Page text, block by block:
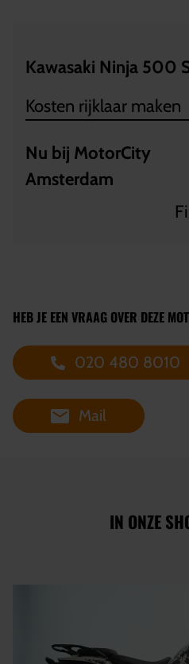
Kawasaki Ninja 500
Kosten rijklaar maken
Nu bij MotorCity
Amsterdam
HEB JE EEN VRAAG OVER DEZE
020 480 8010
Mail
IN ONZE